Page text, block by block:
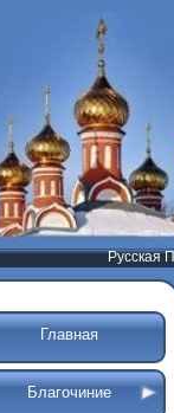
Русская
Главная
Благочиние